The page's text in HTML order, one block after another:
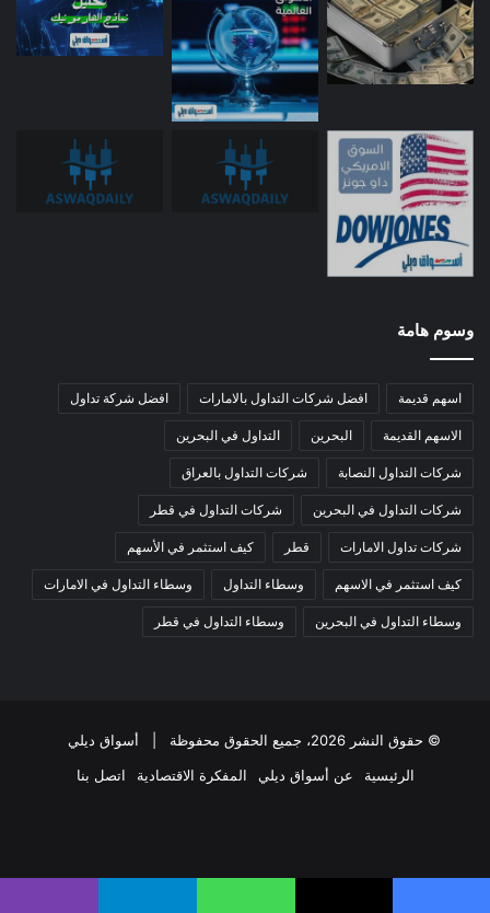
وسوم هامة
اسهم قديمة افضل شركات التداول بالامارات افضل شركة تداول
الاسهم القديمة البحرين التداول في البحرين
شركات التداول النصابة شركات التداول بالعراق
شركات التداول في البحرين شركات التداول في قطر
شركات تداول الامارات قطر كيف استثمر في الأسهم
كيف استثمر في الاسهم وسطاء التداول وسطاء التداول في الامارات
وسطاء التداول في البحرين وسطاء التداول في قطر
© حقوق النشر 2026، جميع الحقوق محفوظة |
أسواق ديلي
الرئيسية
عن أسواق ديلي المفكرة الاقتصادية اتصل بنا